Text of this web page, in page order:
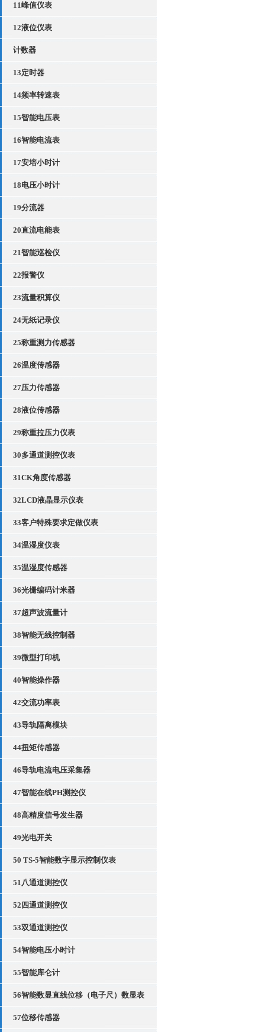
11峰值仪表
12液位仪表
计数器
13定时器
14频率转速表
15智能电压表
16智能电流表
17安培小时计
18电压小时计
19分流器
20直流电能表
21智能巡检仪
22报警仪
23流量积算仪
24无纸记录仪
25称重测力传感器
26温度传感器
27压力传感器
28液位传感器
29称重拉压力仪表
30多通道测控仪表
31CK角度传感器
32LCD液晶显示仪表
33客户特殊要求定做仪表
34温湿度仪表
35温湿度传感器
36光栅编码计米器
37超声波流量计
38智能无线控制器
39微型打印机
40智能操作器
42交流功率表
43导轨隔离模块
44扭矩传感器
46导轨电流电压采集器
47智能在线PH测控仪
48高精度信号发生器
49光电开关
50 TS-5智能数字显示控制仪表
51八通道测控仪
52四通道测控仪
53双通道测控仪
54智能电压小时计
55智能库仑计
56智能数显直线位移（电子尺）数显表
57位移传感器